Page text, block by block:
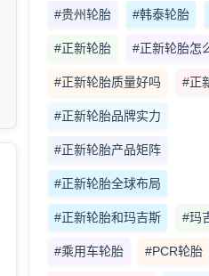
#贵州轮胎 #韩泰轮胎
#正新轮胎 #正新轮胎怎
#正新轮胎质量好吗 #正
#正新轮胎品牌实力
#正新轮胎产品矩阵
#正新轮胎全球布局
#正新轮胎和玛吉斯 #玛
#乘用车轮胎 #PCR轮胎